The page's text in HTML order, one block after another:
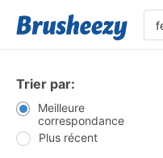
Trier par:
Meilleure
correspondance
Plus récent